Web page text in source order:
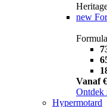
new
Vanaf
Ontdek
Hypermotard